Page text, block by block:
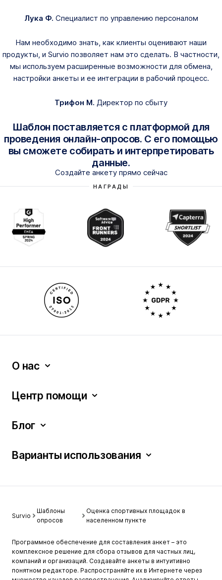
Лука Ф. Специалист по управлению персоналом
Нам необходимо знать, как клиенты оценивают наши
продукты, и Survio позволяет нам это сделать. В частности,
мы используем расширенные возможности для обмена,
настройки анкеты и ее интеграции в рабочий процесс.
Трифон М. Директор по сбыту
Шаблон поставляется с платформой для
проведения онлайн-опросов. С его помощью
вы сможете собирать и интерпретировать
данные.
Создайте анкету прямо сейчас
НАГРАДЫ
О нас
Центр помощи
Блог
Варианты использования
Survio
Шаблоны
опросов
Оценка спортивных площадок в
населенном пункте
Программное обеспечение для составления анкет – это
комплексное решение для сбора отзывов для частных лиц,
компаний и организаций. Создавайте анкеты в интуитивно
понятном редакторе. Распространяйте их в Интернете через